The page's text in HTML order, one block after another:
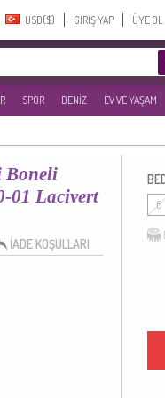
USD($)‎ GIRIŞ YAP ÜYE OL
SPOR DENİZ EV VE YAŞAM
Boneli
01 Lacivert
İADE KOŞULLARI
6